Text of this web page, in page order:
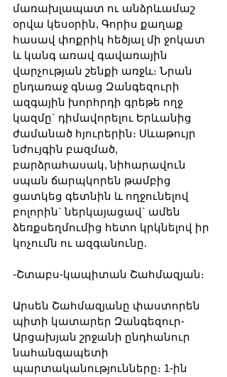
մառախլապատ ու անձրևամաշ
օրվա կեսօրին, Գորիս քաղաք
հասավ փոքրիկ հեծյալ մի ջոկատ
և կանգ առավ գավառային
վարչության շենքի առջև։ Նրան
ընդառաջ գնաց Զանգեզուրի
ազգային խորհրդի գրեթե ողջ
կազմը` դիմավորելու Երևանից
ժամանած հյուրերին։ Սևաթույր
նժույգին բազմած,
բարձրահասակ, նիհարավուն
սպան ճարպկորեն թամբից
ցատկեց գետնին և ողջունելով
բոլորին` ներկայացավ` ամեն
ձեռքսեղմումից հետո կրկնելով իր
կոչումն ու ազգանունը.
-Շտաբս-կապիտան Շահմազյան։
Արսեն Շահմազյանը փաստորեն
պիտի կատարեր Զանգեզուր-
Արցախյան շրջանի ընդհանուր
նահանգապետի
պարտականությունները։ 1-ին